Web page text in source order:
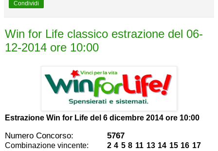
Condividi
Win for Life classico estrazione del 06-
12-2014 ore 10:00
Estrazione Win for Life del 6 dicembre 2014 ore 10:00
Numero Concorso: 5767
Combinazione vincente:
2 4 5 8 11 13 14 15 16 17